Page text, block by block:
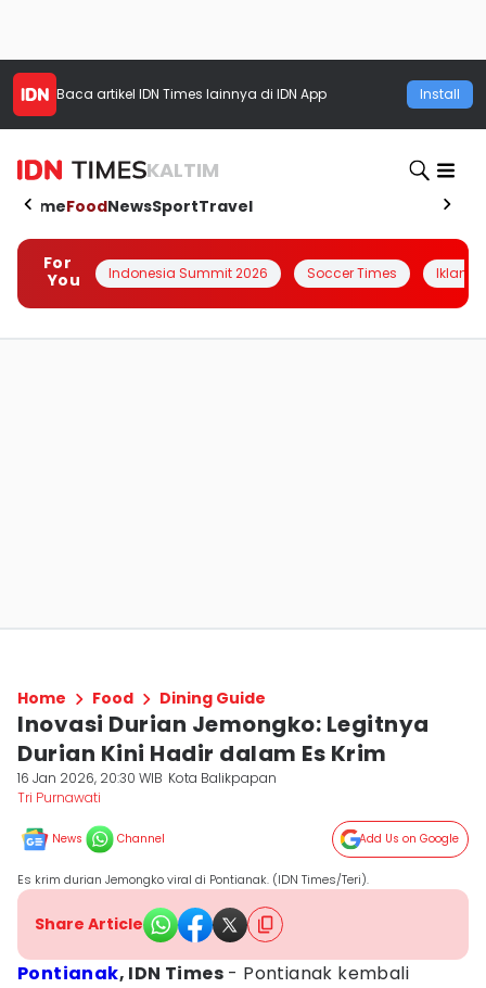
Baca artikel IDN Times lainnya di IDN App Install
KALTIM
HomeFoodNewsSportTravel
For
You
Indonesia Summit 2026 Soccer Times Iklanin
Home Food Dining Guide
Inovasi Durian Jemongko: Legitnya
Durian Kini Hadir dalam Es Krim
16 Jan 2026, 20:30 WIB Kota Balikpapan
Tri Purnawati
News Channel Add Us on Google
Es krim durian Jemongko viral di Pontianak. (IDN Times/Teri).
Share Article
Pontianak, IDN Times - Pontianak kembali